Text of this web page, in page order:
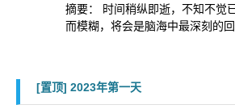
摘要： 时间稍纵即逝，不知不觉
而模糊，将会是脑海中最深刻的
[置顶] 2023年第一天